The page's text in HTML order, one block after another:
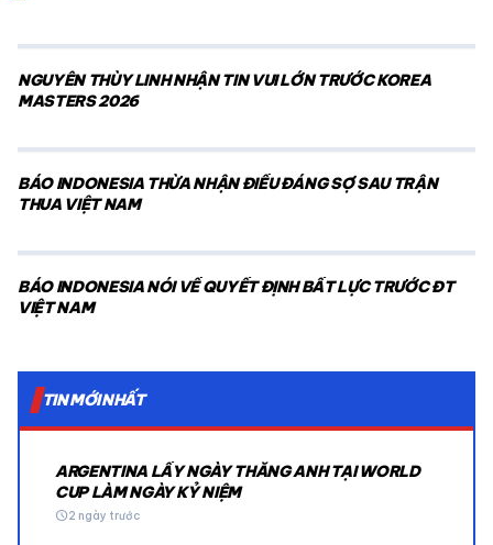
NGUYỄN THÙY LINH NHẬN TIN VUI LỚN TRƯỚC KOREA
MASTERS 2026
BÁO INDONESIA THỪA NHẬN ĐIỀU ĐÁNG SỢ SAU TRẬN
THUA VIỆT NAM
BÁO INDONESIA NÓI VỀ QUYẾT ĐỊNH BẤT LỰC TRƯỚC ĐT
VIỆT NAM
TIN MỚI NHẤT
ARGENTINA LẤY NGÀY THẮNG ANH TẠI WORLD
CUP LÀM NGÀY KỶ NIỆM
schedule2 ngày trước